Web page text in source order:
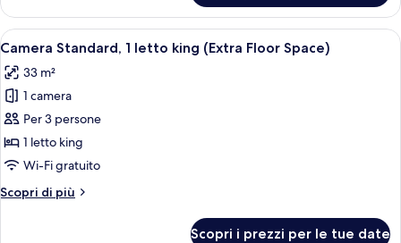
Standard,
letto
Apri
tutte
le
foto
per
Camera
Standard,
letto
Una camera d'albergo moderna con
5
Camera Standard, 1 letto king (Extra Floor Space)
33 m²
1 camera
Per 3 persone
1 letto king
Wi-Fi gratuito
Scopri di più
Altri
Scopri i prezzi per le tue date